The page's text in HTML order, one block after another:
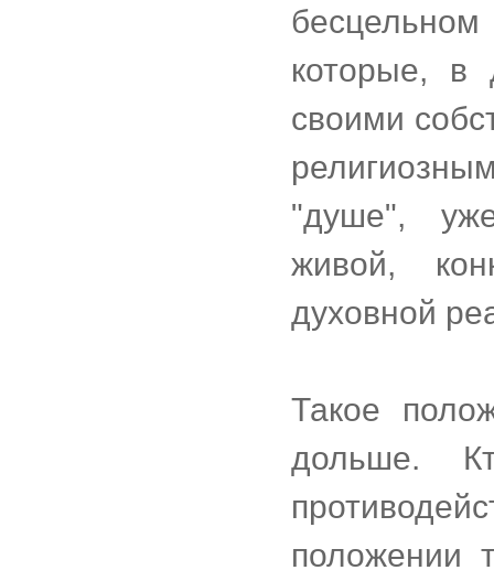
которые, в
своими
"душе",
живой,
духовной
Такое
дольше.
положении